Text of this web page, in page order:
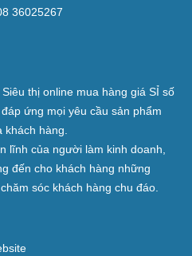
36025267
thị online mua hàng giá SỈ số
ứng mọi yêu cầu sản phẩm
hàng.
lĩnh của người làm kinh doanh,
đến cho khách hàng những
sóc khách hàng chu đáo.